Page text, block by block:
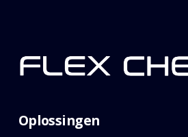
Oplossingen